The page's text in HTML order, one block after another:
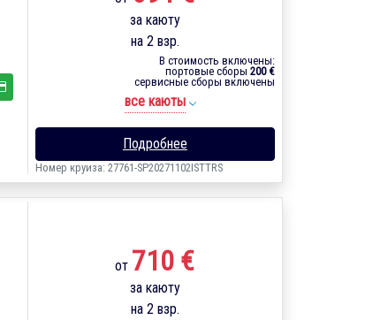
за каюту
на 2 взр.
В стоимость включены:
портовые сборы 200 €
сервисные сборы включены
все каюты
Подробнее
Номер круиза: 27761-SP20271102ISTTRS
от 710 €
за каюту
на 2 взр.